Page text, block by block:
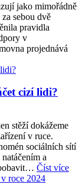
jako mimořádně
sebou dvě
pravidla
v
projednává
cizí lidi?
stěží dokážeme
v ruce.
sociálních sítí
a
Číst více